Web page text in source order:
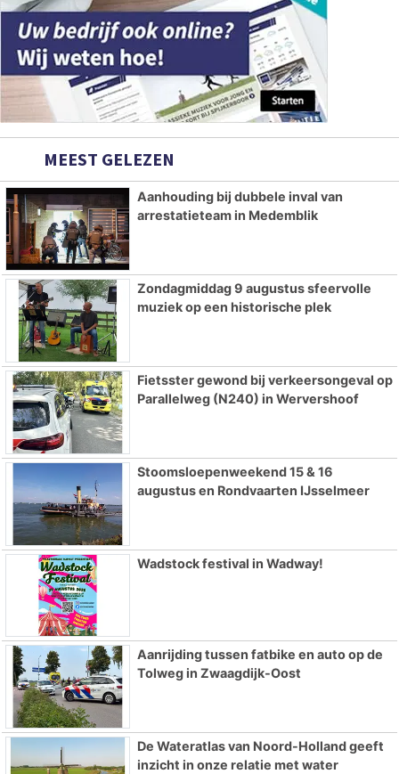
MEEST GELEZEN
Aanhouding bij dubbele inval van
arrestatieteam in Medemblik
Zondagmiddag 9 augustus sfeervolle
muziek op een historische plek
Fietsster gewond bij verkeersongeval op
Parallelweg (N240) in Wervershoof
Stoomsloepenweekend 15 & 16
augustus en Rondvaarten IJsselmeer
Wadstock festival in Wadway!
Aanrijding tussen fatbike en auto op de
Tolweg in Zwaagdijk-Oost
De Wateratlas van Noord-Holland geeft
inzicht in onze relatie met water